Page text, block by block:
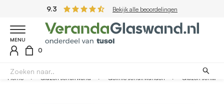
9.3 Bekijk alle beoordelingen
MENU
0
Home Glazen schuifwand Getinte schuifwanden Glazen schuifwand zwart - Getint glas - 3 railsysteem tot 264 cm breed